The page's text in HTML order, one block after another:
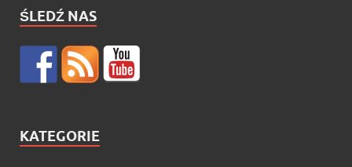
ŚLEDŹ NAS
KATEGORIE